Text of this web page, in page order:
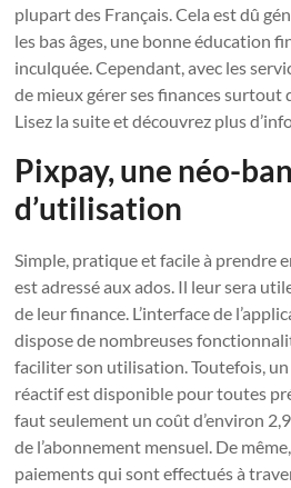
plupart des Français. Cela est dû
les bas âges, une bonne éducation
inculquée. Cependant, avec les
de mieux gérer ses finances surtout
Lisez la suite et découvrez plus
Pixpay, une néo-
d’utilisation
Simple, pratique et facile à prendre
est adressé aux ados. Il leur sera
de leur finance. L’interface de
dispose de nombreuses
faciliter son utilisation. Toutefois, un
réactif est disponible pour toutes
faut seulement un coût d’environ
de l’abonnement mensuel. De
paiements qui sont effectués à